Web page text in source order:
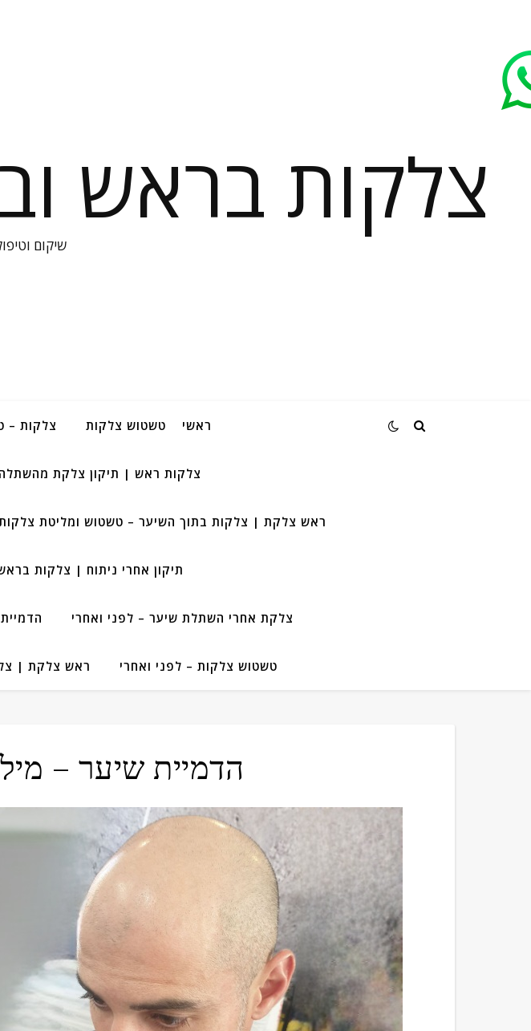
צלקות בראש
שיקום
ראשי טשטוש צלקות צלקות –
צלקות ראש | תיקון צלקת מהשתלה
ראש צלקת | צלקות בתוך השיער – טשטוש ומליטת
תיקון אחרי ניתוח | צלקות
צלקת אחרי השתלת שיער – לפני ואחרי
טשטוש צלקות – לפני ואחרי ראש צלקת |
הדמיית שיער –